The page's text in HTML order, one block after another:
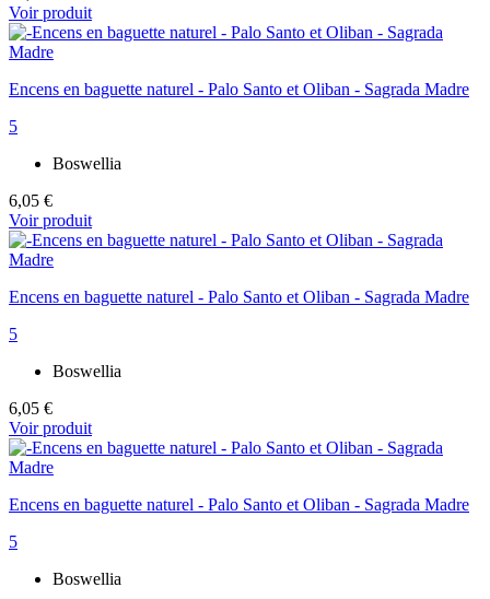
Voir produit
Encens en baguette naturel - Palo Santo et Oliban - Sagrada Madre
5
Boswellia
6,05 €
Voir produit
Encens en baguette naturel - Palo Santo et Oliban - Sagrada Madre
5
Boswellia
6,05 €
Voir produit
Encens en baguette naturel - Palo Santo et Oliban - Sagrada Madre
5
Boswellia